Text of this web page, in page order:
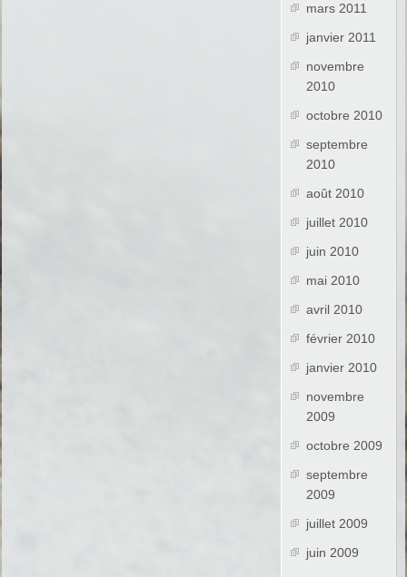
mars 2011
janvier 2011
novembre
2010
octobre 2010
septembre
2010
août 2010
juillet 2010
juin 2010
mai 2010
avril 2010
février 2010
janvier 2010
novembre
2009
octobre 2009
septembre
2009
juillet 2009
juin 2009